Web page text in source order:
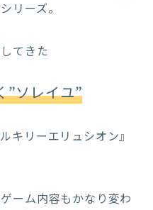
リーズ。
てきた
”ソレイユ”
キリーエリュシオン』
ーム内容もかなり変わ